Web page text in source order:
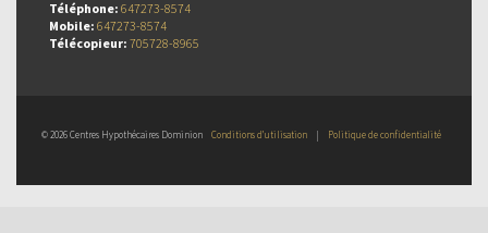
Téléphone: 647273-8574
Mobile: 647273-8574
Télécopieur: 705728-8965
© 2026 Centres Hypothécaires Dominion Conditions d’utilisation | Politique de confidentialité